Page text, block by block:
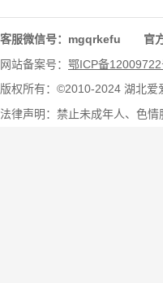
客服微信号：mgqrkefu 官
网站备案号： 鄂ICP备12009722
版权所有：©2010-2024 湖北
法律声明：禁止未成年人、色